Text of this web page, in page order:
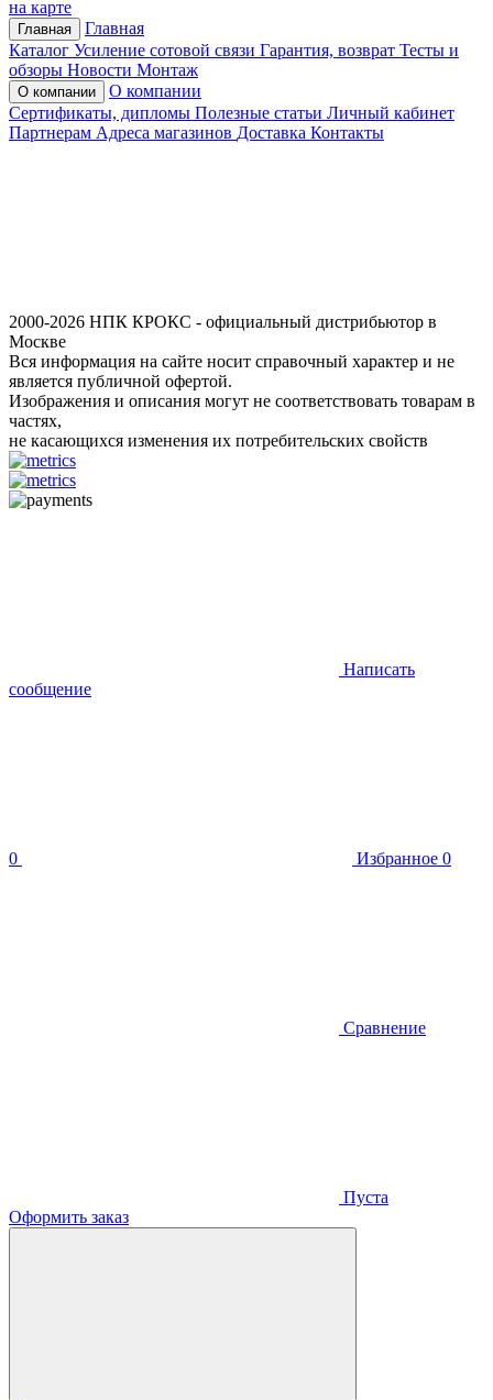
на карте
Главная
Главная
Каталог Усиление сотовой связи Гарантия, возврат Тесты и
обзоры Новости Монтаж
О компании
О компании
Сертификаты, дипломы Полезные статьи Личный кабинет
Партнерам Адреса магазинов Доставка Контакты
2000-2026 НПК КРОКС - официальный дистрибьютор в
Москве
Вся информация на сайте носит справочный характер и не
является публичной офертой.
Изображения и описания могут не соответствовать товарам в
частях,
не касающихся изменения их потребительских свойств
Написать
сообщение
0 Избранное 0
Сравнение
Пуста
Оформить заказ